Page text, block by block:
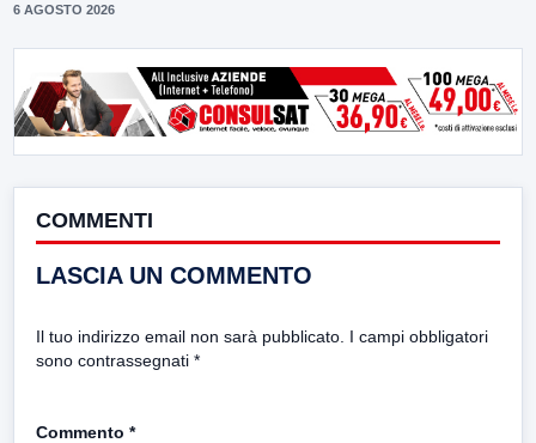
6 AGOSTO 2026
COMMENTI
LASCIA UN COMMENTO
Il tuo indirizzo email non sarà pubblicato. I campi obbligatori
sono contrassegnati *
Commento *